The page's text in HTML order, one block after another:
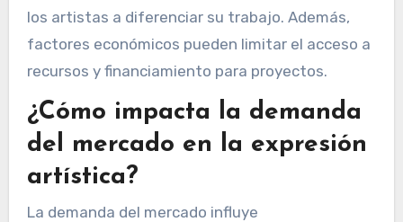
los artistas a diferenciar su trabajo. Además,
factores económicos pueden limitar el acceso a
recursos y financiamiento para proyectos.
¿Cómo impacta la demanda
del mercado en la expresión
artística?
La demanda del mercado influye